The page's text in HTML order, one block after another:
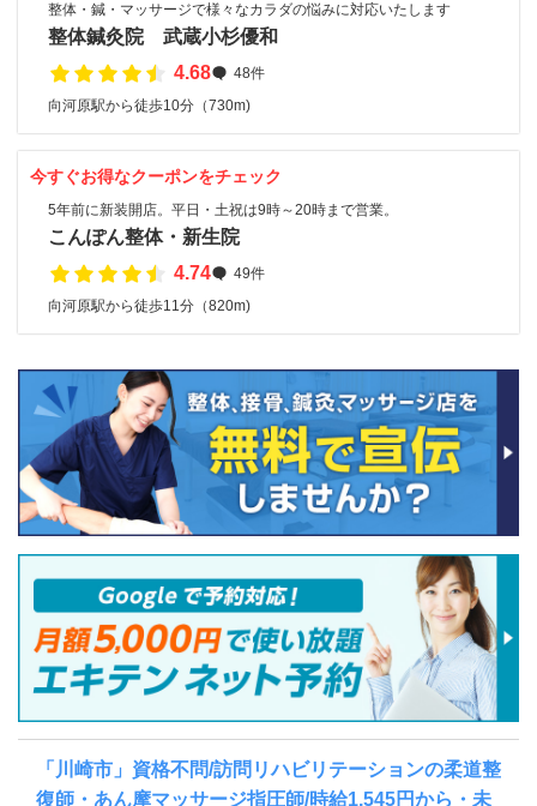
整体・鍼・マッサージで様々なカラダの悩みに対応いたします
整体鍼灸院 武蔵小杉優和
4.68
48件
向河原駅から徒歩10分（730m)
今すぐお得なクーポンをチェック
5年前に新装開店。平日・土祝は9時～20時まで営業。
こんぽん整体・新生院
4.74
49件
向河原駅から徒歩11分（820m)
「川崎市」資格不問/訪問リハビリテーションの柔道整
復師・あん摩マッサージ指圧師/時給1,545円から・未